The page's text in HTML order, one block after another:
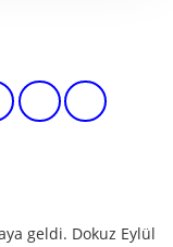
geldi. Dokuz Eylül